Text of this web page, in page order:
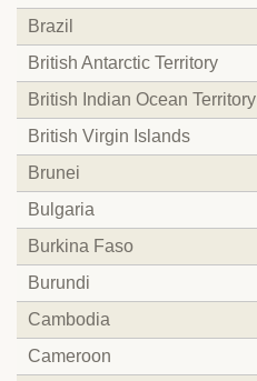
Brazil
British Antarctic Territory
British Indian Ocean Territory
British Virgin Islands
Brunei
Bulgaria
Burkina Faso
Burundi
Cambodia
Cameroon